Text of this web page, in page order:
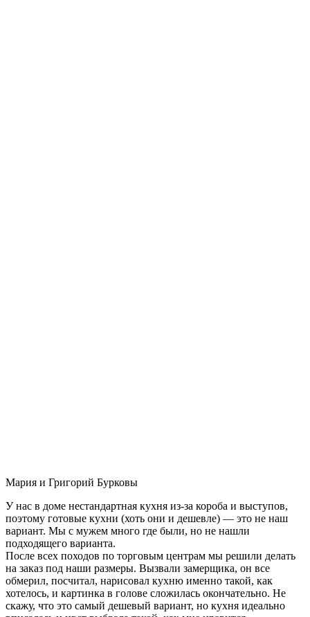
Мария и Григорий Бурковы
У нас в доме нестандартная кухня из-за короба и выступов,
поэтому готовые кухни (хоть они и дешевле) — это не наш
вариант. Мы с мужем много где были, но не нашли
подходящего варианта.
После всех походов по торговым центрам мы решили делать
на заказ под наши размеры. Вызвали замерщика, он все
обмерил, посчитал, нарисовал кухню именно такой, как
хотелось, и картинка в голове сложилась окончательно. Не
скажу, что это самый дешевый вариант, но кухня идеально